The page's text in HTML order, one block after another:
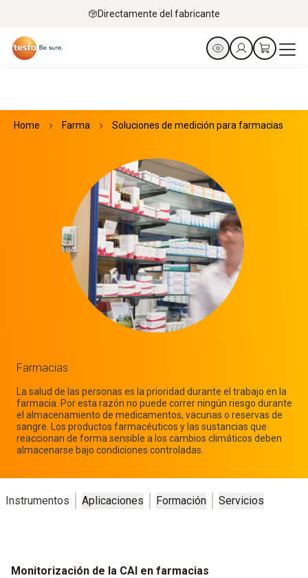
Directamente del fabricante
Home Farma Soluciones de medición para farmacias
Farmacias
La salud de las personas es la prioridad durante el trabajo en la
farmacia. Por esta razón no puede correr ningún riesgo durante
el almacenamiento de medicamentos, vacunas o reservas de
sangre. Los productos farmacéuticos y las sustancias que
reaccionan de forma sensible a los cambios climáticos deben
almacenarse bajo condiciones controladas.
Instrumentos Aplicaciones Formación Servicios
Monitorización de la CAI en farmacias